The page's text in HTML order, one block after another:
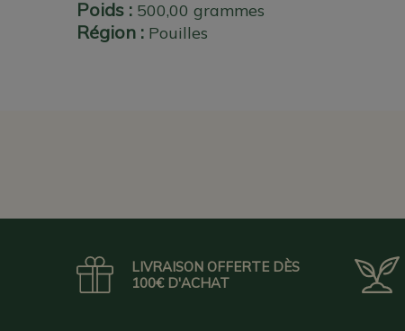
Poids : 500,00 grammes
Région : Pouilles
LIVRAISON OFFERTE DÈS
100€ D'ACHAT